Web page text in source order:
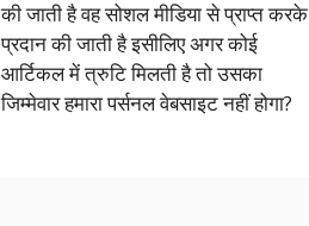
की जाती है वह सोशल मीडिया से प्राप्त करके
प्रदान की जाती है इसीलिए अगर कोई
आर्टिकल में त्रुटि मिलती है तो उसका
जिम्मेवार हमारा पर्सनल वेबसाइट नहीं होगा?